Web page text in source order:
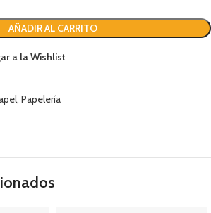
AÑADIR AL CARRITO
a la Wishlist
, Papelería